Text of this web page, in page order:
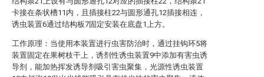
卡接在条状槽11内，且插接柱22与圆形通孔12插接相连，
诱虫装置6通过结构板7固定安装在底盘1上方。
工作原理：当使用本装置进行虫害防治时，通过挂钩环5将
装置固定在果树枝干上，诱剂性诱虫装置9中添加有害虫诱
导剂，能加热挥发诱导剂吸引害虫聚集，光源性诱虫装置